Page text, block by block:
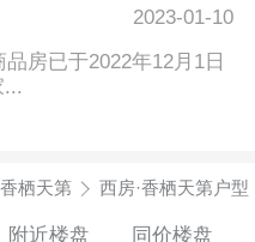
2023-01-10
房已于2022年12月1日
栖天第 西房·香栖天第户型
附近楼盘 同价楼盘